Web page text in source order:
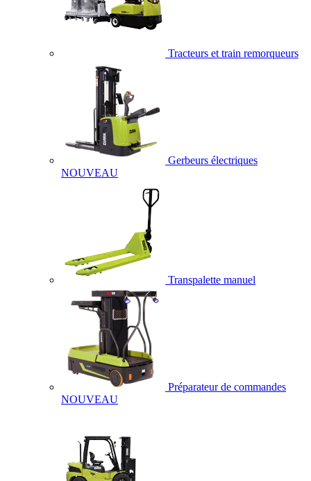
Tracteurs et train remorqueurs
Gerbeurs électriques
NOUVEAU
Transpalette manuel
Préparateur de commandes
NOUVEAU